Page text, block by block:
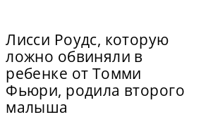
Лисси Роудс, которую
ложно обвиняли в
ребенке от Томми
Фьюри, родила второго
малыша